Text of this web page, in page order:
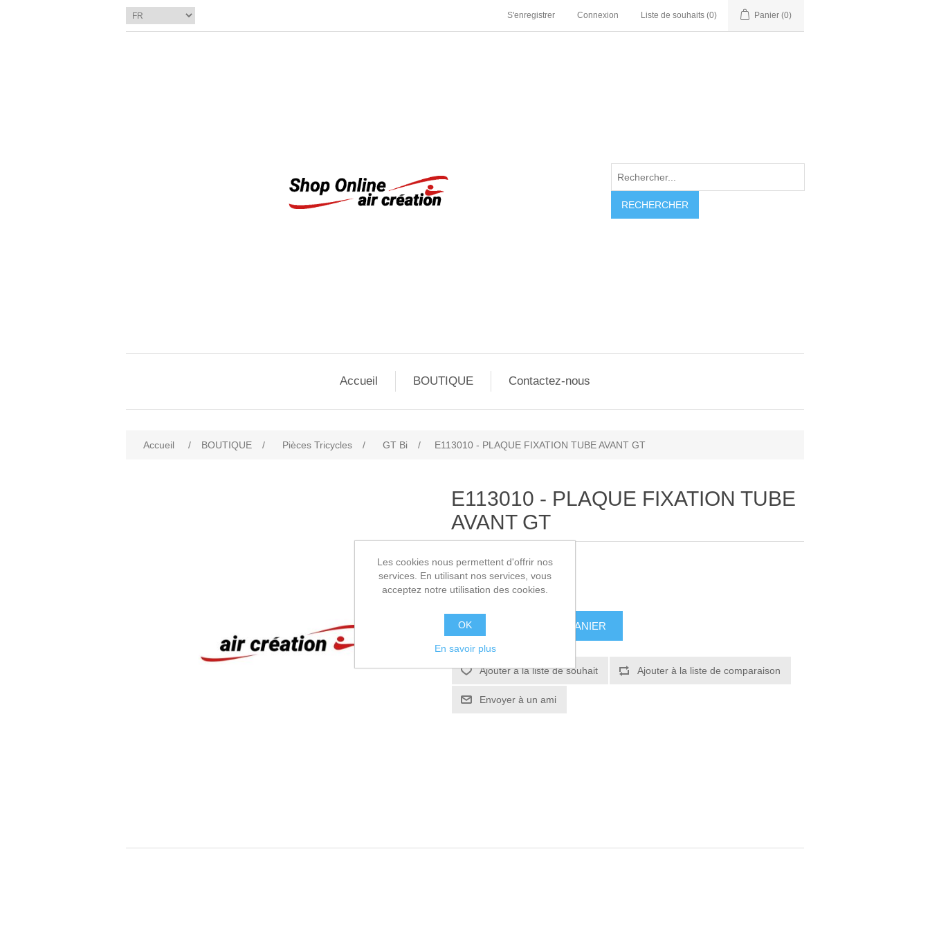
S'enregistrer Connexion Liste de souhaits (0) Panier (0)
RECHERCHER
Accueil BOUTIQUE Contactez-nous
Accueil / BOUTIQUE / Pièces Tricycles / GT Bi / E113010 - PLAQUE FIXATION TUBE AVANT GT
E113010 - PLAQUE FIXATION TUBE
AVANT GT
SKU: E113010
10,50€ HT
AJOUTER AU PANIER
Ajouter à la liste de souhait Ajouter à la liste de comparaison
Envoyer à un ami
Les cookies nous permettent d'offrir nos
services. En utilisant nos services, vous
acceptez notre utilisation des cookies.
OK
En savoir plus